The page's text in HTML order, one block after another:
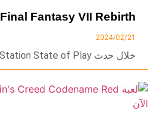
Final Fantasy VII Rebirth اللعبة الأكثر ترقبا
2024/02/21
خلال حدث PlayStation State of Play،...